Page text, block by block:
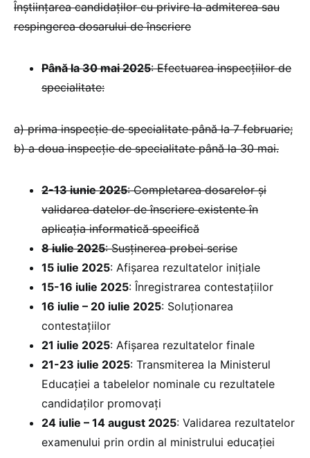
Înștiințarea candidaților cu privire la admiterea sau
respingerea dosarului de înscriere
Până la 30 mai 2025: Efectuarea inspecțiilor de
specialitate:
a) prima inspecție de specialitate până la 7 februarie;
b) a doua inspecție de specialitate până la 30 mai.
2-13 iunie 2025: Completarea dosarelor și
validarea datelor de înscriere existente în
aplicația informatică specifică
8 iulie 2025: Susținerea probei scrise
15 iulie 2025: Afișarea rezultatelor inițiale
15-16 iulie 2025: Înregistrarea contestațiilor
16 iulie – 20 iulie 2025: Soluționarea
contestațiilor
21 iulie 2025: Afișarea rezultatelor finale
21-23 iulie 2025: Transmiterea la Ministerul
Educației a tabelelor nominale cu rezultatele
candidaților promovați
24 iulie – 14 august 2025: Validarea rezultatelor
examenului prin ordin al ministrului educației